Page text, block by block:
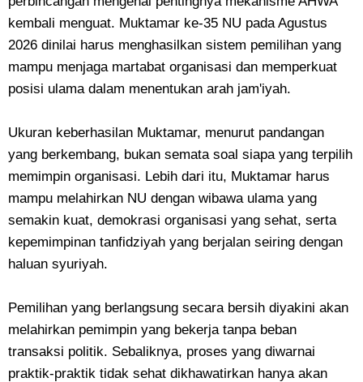
kembali menguat. Muktamar ke-35 NU pada Agustus
2026 dinilai harus menghasilkan sistem pemilihan yang
mampu menjaga martabat organisasi dan memperkuat
posisi ulama dalam menentukan arah jam'iyah.
Ukuran keberhasilan Muktamar, menurut pandangan
yang berkembang, bukan semata soal siapa yang terpilih
memimpin organisasi. Lebih dari itu, Muktamar harus
mampu melahirkan NU dengan wibawa ulama yang
semakin kuat, demokrasi organisasi yang sehat, serta
kepemimpinan tanfidziyah yang berjalan seiring dengan
haluan syuriyah.
Pemilihan yang berlangsung secara bersih diyakini akan
melahirkan pemimpin yang bekerja tanpa beban
transaksi politik. Sebaliknya, proses yang diwarnai
praktik-praktik tidak sehat dikhawatirkan hanya akan